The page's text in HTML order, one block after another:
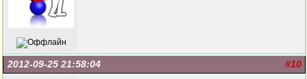
#10
2012-09-25 21:58:04